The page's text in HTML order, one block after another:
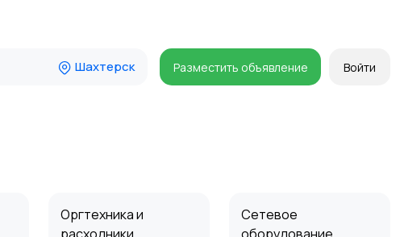
Шахтерск Разместить объявление Войти
Оргтехника и
Сетевое